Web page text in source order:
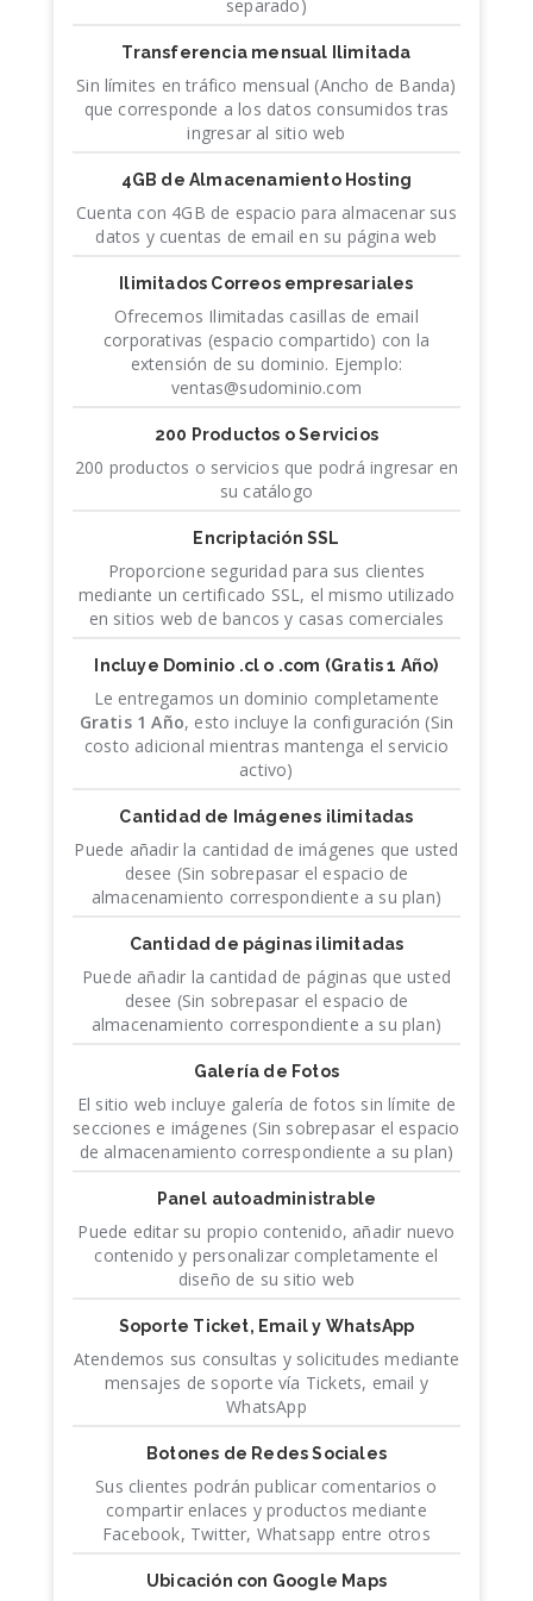
separado)
Transferencia mensual Ilimitada
Sin límites en tráfico mensual (Ancho de Banda)
que corresponde a los datos consumidos tras
ingresar al sitio web
4GB de Almacenamiento Hosting
Cuenta con 4GB de espacio para almacenar sus
datos y cuentas de email en su página web
Ilimitados Correos empresariales
Ofrecemos Ilimitadas casillas de email
corporativas (espacio compartido) con la
extensión de su dominio. Ejemplo:
ventas@sudominio.com
200 Productos o Servicios
200 productos o servicios que podrá ingresar en
su catálogo
Encriptación SSL
Proporcione seguridad para sus clientes
mediante un certificado SSL, el mismo utilizado
en sitios web de bancos y casas comerciales
Incluye Dominio .cl o .com (Gratis 1 Año)
Le entregamos un dominio completamente
Gratis 1 Año, esto incluye la configuración (Sin
costo adicional mientras mantenga el servicio
activo)
Cantidad de Imágenes ilimitadas
Puede añadir la cantidad de imágenes que usted
desee (Sin sobrepasar el espacio de
almacenamiento correspondiente a su plan)
Cantidad de páginas ilimitadas
Puede añadir la cantidad de páginas que usted
desee (Sin sobrepasar el espacio de
almacenamiento correspondiente a su plan)
Galería de Fotos
El sitio web incluye galería de fotos sin límite de
secciones e imágenes (Sin sobrepasar el espacio
de almacenamiento correspondiente a su plan)
Panel autoadministrable
Puede editar su propio contenido, añadir nuevo
contenido y personalizar completamente el
diseño de su sitio web
Soporte Ticket, Email y WhatsApp
Atendemos sus consultas y solicitudes mediante
mensajes de soporte vía Tickets, email y
WhatsApp
Botones de Redes Sociales
Sus clientes podrán publicar comentarios o
compartir enlaces y productos mediante
Facebook, Twitter, Whatsapp entre otros
Ubicación con Google Maps